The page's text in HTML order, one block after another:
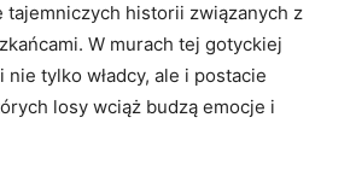
tajemniczych historii związanych z
W murach tej gotyckiej
tylko władcy, ale i postacie
losy wciąż budzą emocje i